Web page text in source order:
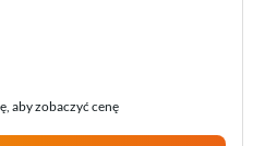
aby zobaczyć cenę